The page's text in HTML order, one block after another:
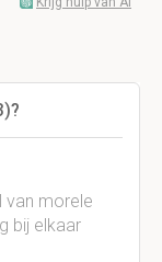
van morele
bij elkaar